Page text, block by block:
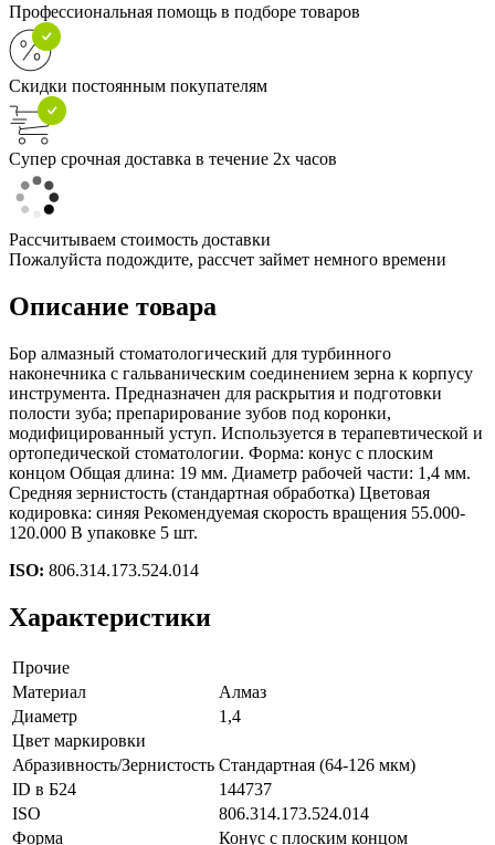
Профессиональная помощь в подборе товаров
Скидки постоянным покупателям
Супер срочная доставка в течение 2х часов
Рассчитываем стоимость доставки
Пожалуйста подождите, рассчет займет немного времени
Описание товара
Бор алмазный стоматологический для турбинного
наконечника с гальваническим соединением зерна к корпусу
инструмента. Предназначен для раскрытия и подготовки
полости зуба; препарирование зубов под коронки,
модифицированный уступ. Используется в терапевтической и
ортопедической стоматологии. Форма: конус с плоским
концом Общая длина: 19 мм. Диаметр рабочей части: 1,4 мм.
Средняя зернистость (стандартная обработка) Цветовая
кодировка: синяя Рекомендуемая скорость вращения 55.000-
120.000 В упаковке 5 шт.
ISO: 806.314.173.524.014
Характеристики
Прочие
Материал
Алмаз
Диаметр
1,4
Цвет маркировки
Абразивность/Зернистость Стандартная (64-126 мкм)
ID в Б24
144737
ISO
806.314.173.524.014
Форма
Конус с плоским концом